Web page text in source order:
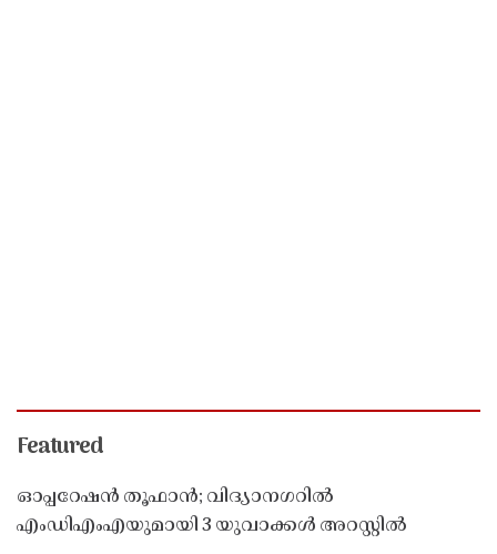
Featured
ഓപ്പറേഷൻ തൂഫാൻ; വിദ്യാനഗറിൽ
എംഡിഎംഎയുമായി 3 യുവാക്കൾ അറസ്റ്റിൽ